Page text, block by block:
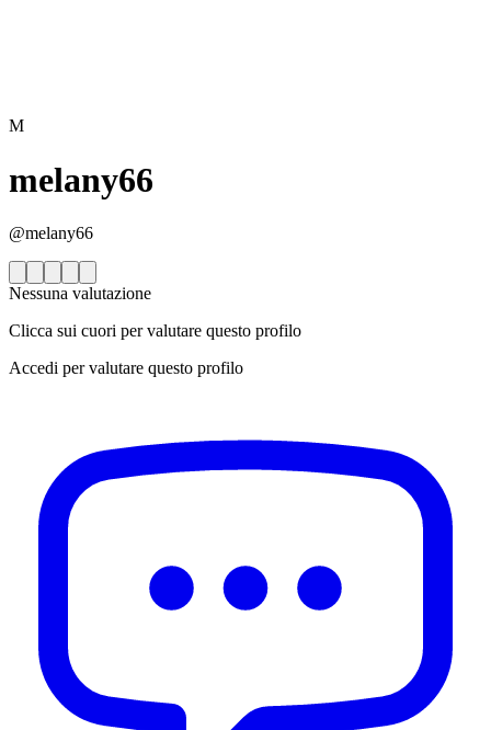
M
melany66
@melany66
Nessuna valutazione
Clicca sui cuori per valutare questo profilo
Accedi per valutare questo profilo